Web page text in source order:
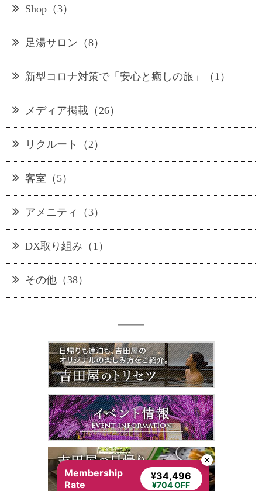
Shop（3）
足湯サロン（8）
新型コロナ対策で「安心と癒しの旅」（1）
メディア掲載（26）
リクルート（2）
客室（5）
アメニティ（3）
DX取り組み（1）
その他（38）
Membership
Rate
¥34,496
¥704 OFF